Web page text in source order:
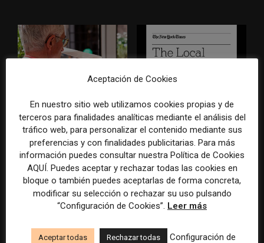
Los medios tienen audiencia,
pero no siempre comunidad:
cómo activar a los lectores
que siguen las noticias en
silencio
El buzón como nueva
portada: la estrategia de los
medios para conquistar
ciudad a ciudad
Aceptación de Cookies
En nuestro sitio web utilizamos cookies propias y de
terceros para finalidades analíticas mediante el análisis del
tráfico web, para personalizar el contenido mediante sus
preferencias y con finalidades publicitarias. Para más
información puedes consultar nuestra Política de Cookies
AQUÍ. Puedes aceptar y rechazar todas las cookies en
bloque o también puedes aceptarlas de forma concreta,
modificar su selección o rechazar su uso pulsando
“Configuración de Cookies”. Leer más
Aceptar todas Rechazar todas
Configuración de